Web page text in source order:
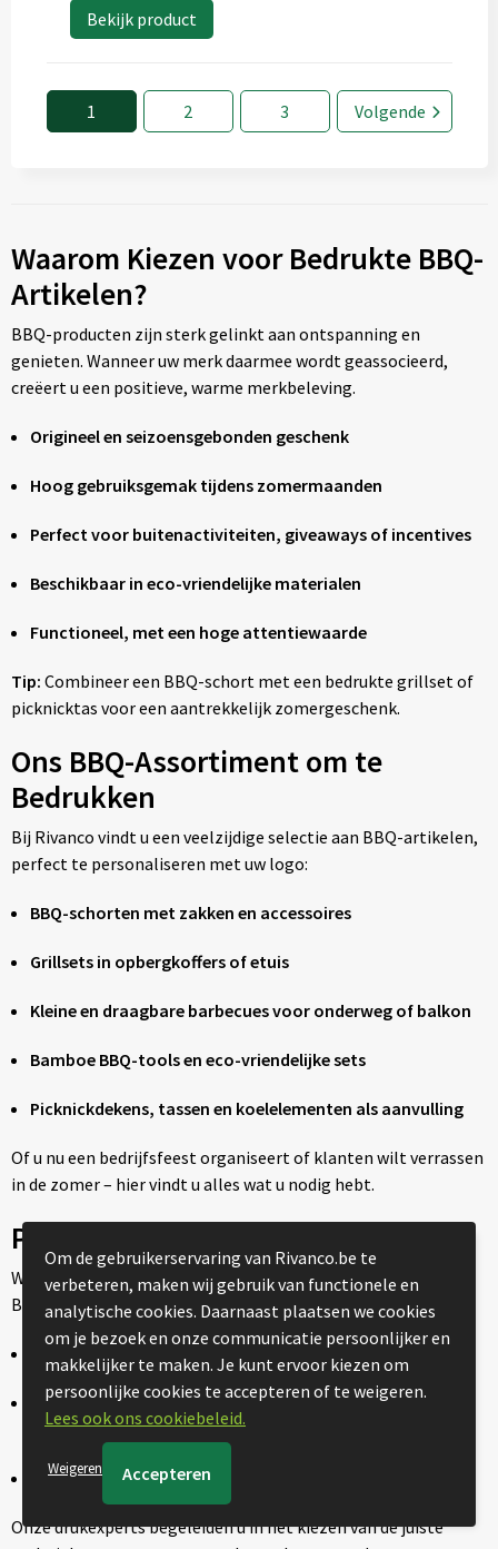
Bekijk product
1 2 3 Volgende
Waarom Kiezen voor Bedrukte BBQ-
Artikelen?
BBQ-producten zijn sterk gelinkt aan ontspanning en
genieten. Wanneer uw merk daarmee wordt geassocieerd,
creëert u een positieve, warme merkbeleving.
Origineel en seizoensgebonden geschenk
Hoog gebruiksgemak tijdens zomermaanden
Perfect voor buitenactiviteiten, giveaways of incentives
Beschikbaar in eco-vriendelijke materialen
Functioneel, met een hoge attentiewaarde
Tip: Combineer een BBQ-schort met een bedrukte grillset of
picknicktas voor een aantrekkelijk zomergeschenk.
Ons BBQ-Assortiment om te
Bedrukken
Bij Rivanco vindt u een veelzijdige selectie aan BBQ-artikelen,
perfect te personaliseren met uw logo:
BBQ-schorten met zakken en accessoires
Grillsets in opbergkoffers of etuis
Kleine en draagbare barbecues voor onderweg of balkon
Bamboe BBQ-tools en eco-vriendelijke sets
Picknickdekens, tassen en koelelementen als aanvulling
Of u nu een bedrijfsfeest organiseert of klanten wilt verrassen
in de zomer – hier vindt u alles wat u nodig hebt.
Personalisatie van BBQ-producten
Wij zorgen ervoor dat uw merk professioneel en duurzaam op
BBQ-artikelen gedrukt wordt. Beschikbare technieken zijn:
Zeefdruk– ideaal voor schorten en tassen
Lasergravure– voor roestvrijstalen tools en houten
handgrepen
Transferdruk– voor kleurrijke logo’s op textiel
Onze drukexperts begeleiden u in het kiezen van de juiste
Om de gebruikerservaring van Rivanco.be te
verbeteren, maken wij gebruik van functionele en
analytische cookies. Daarnaast plaatsen we cookies
om je bezoek en onze communicatie persoonlijker en
makkelijker te maken. Je kunt ervoor kiezen om
persoonlijke cookies te accepteren of te weigeren.
Lees ook ons cookiebeleid.
Weigeren